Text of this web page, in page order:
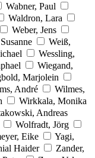
Wabner, Paul
Waldron, Lara
Weber, Jens
Weiß,
Wessling,
Wiegand,
Marjolein
André
Wilmes,
Wirkkala, Monika
Andreas
Wolfradt, Jörg
Eike
Yagi,
Haider
Zander,